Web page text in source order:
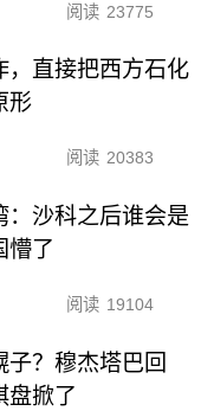
阅读 23775
，直接把西方石化
形
阅读 20383
：沙科之后谁会是
懵了
阅读 19104
子？穆杰塔巴回
盘掀了